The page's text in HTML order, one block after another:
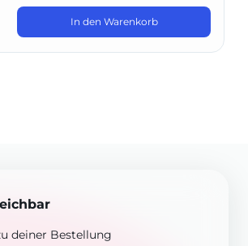
In den Warenkorb
deiner Bestellung